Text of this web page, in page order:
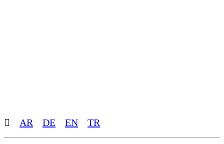
Toggle
Sliding
Bar
AR DE EN TR